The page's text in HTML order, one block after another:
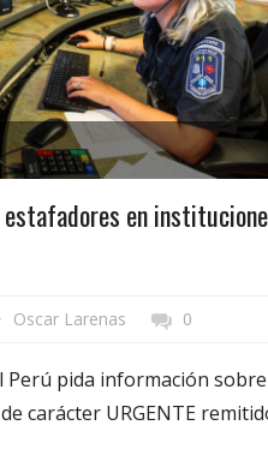
en
Oscar Larenas 0
Perú pida información sobre
carácter URGENTE